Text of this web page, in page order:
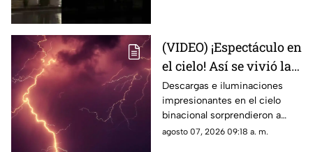
(VIDEO) ¡Espectáculo en
el cielo! Así se vivió la
tormenta eléctrica de
este jueves en Ciudad
Juárez
Descargas e iluminaciones
impresionantes en el cielo
binacional sorprendieron a
residentes de Ciudad Juárez y
agosto 07, 2026 09:18 a. m.